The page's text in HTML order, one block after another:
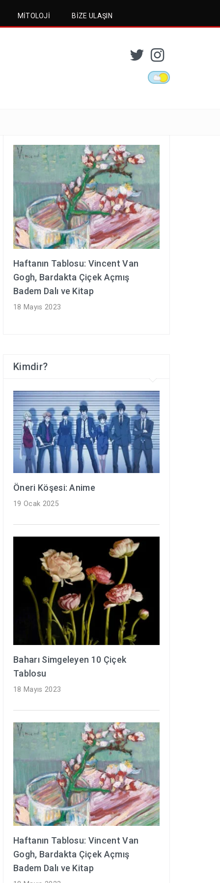
MITOLOJI BIZE ULAŞIN
Haftanın Tablosu: Vincent Van
Gogh, Bardakta Çiçek Açmış
Badem Dalı ve Kitap
18 Mayıs 2023
Kimdir?
Öneri Köşesi: Anime
19 Ocak 2025
Baharı Simgeleyen 10 Çiçek
Tablosu
18 Mayıs 2023
Haftanın Tablosu: Vincent Van
Gogh, Bardakta Çiçek Açmış
Badem Dalı ve Kitap